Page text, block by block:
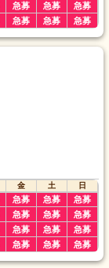
急募 急募 急募
急募 急募 急募
金 土
日
急募 急募 急募
急募 急募 急募
急募 急募 急募
急募 急募 急募